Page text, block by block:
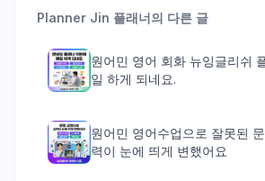
Planner Jin 플래너의 다른 글
원어민 영어 회화 뉴잉글리쉬
일 하게 되네요.
원어민 영어수업으로 잘못된
력이 눈에 띄게 변했어요